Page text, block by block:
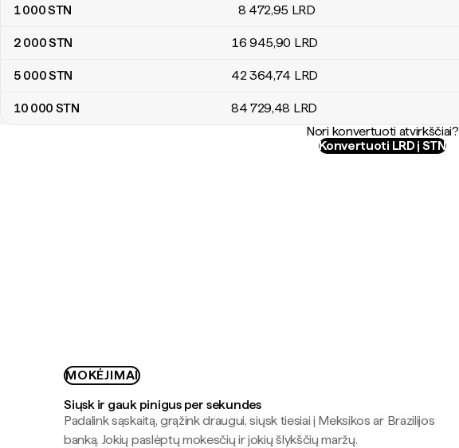
1 000STN 8 472,95 LRD
2 000STN 16 945,90 LRD
5 000STN 42 364,74 LRD
10 000 STN 84 729,48 LRD
Nori konvertuoti atvirkščiai?
Konvertuoti LRD į STN
MOKĖJIMAI
Siųsk ir gauk pinigus per sekundes
Padalink sąskaitą, grąžink draugui, siųsk tiesiai į Meksikos ar Brazilijos
banką. Jokių paslėptų mokesčių ir jokių šlykščių maržų.